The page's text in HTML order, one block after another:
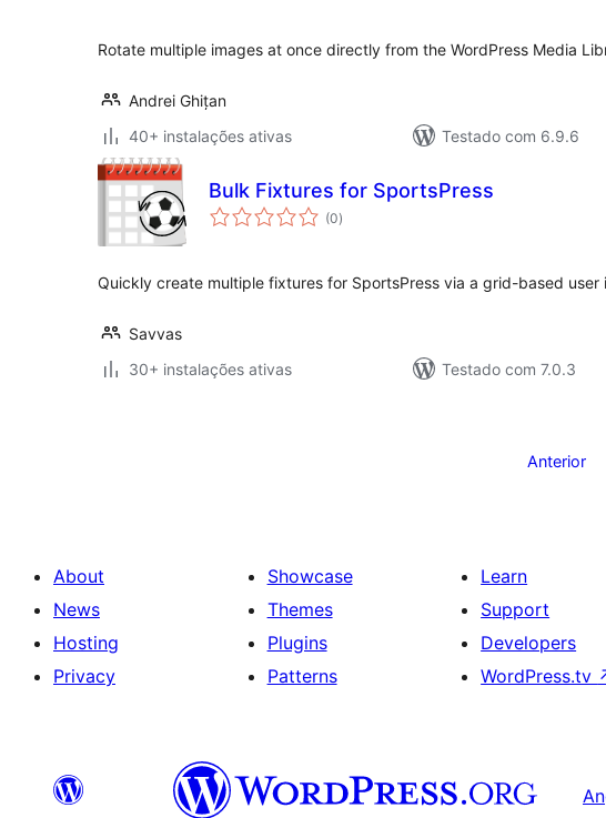
Rotate multiple images at once directly from the WordPress Media
Andrei Ghițan
40+ instalações ativas
Testado com 6.9.6
Bulk Fixtures for SportsPress
(0avaliações
totais
)
Quickly create multiple fixtures for SportsPress via a grid-based user
Savvas
30+ instalações ativas
Testado com 7.0.3
Anterior
About
News
Hosting
Privacy
Showcase
Themes
Plugins
Patterns
Learn
Support
Developers
WordPress.tv